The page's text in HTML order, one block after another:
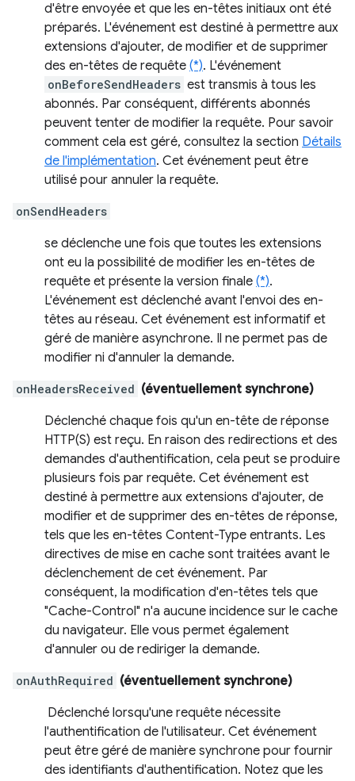
d'être envoyée et que les en-têtes initiaux ont été
préparés. L'événement est destiné à permettre aux
extensions d'ajouter, de modifier et de supprimer
des en-têtes de requête (*). L'événement
onBeforeSendHeaders est transmis à tous les
abonnés. Par conséquent, différents abonnés
peuvent tenter de modifier la requête. Pour savoir
comment cela est géré, consultez la section Détails
de l'implémentation. Cet événement peut être
utilisé pour annuler la requête.
onSendHeaders
se déclenche une fois que toutes les extensions
ont eu la possibilité de modifier les en-têtes de
requête et présente la version finale (*).
L'événement est déclenché avant l'envoi des en-
têtes au réseau. Cet événement est informatif et
géré de manière asynchrone. Il ne permet pas de
modifier ni d'annuler la demande.
onHeadersReceived (éventuellement synchrone)
Déclenché chaque fois qu'un en-tête de réponse
HTTP(S) est reçu. En raison des redirections et des
demandes d'authentification, cela peut se produire
plusieurs fois par requête. Cet événement est
destiné à permettre aux extensions d'ajouter, de
modifier et de supprimer des en-têtes de réponse,
tels que les en-têtes Content-Type entrants. Les
directives de mise en cache sont traitées avant le
déclenchement de cet événement. Par
conséquent, la modification d'en-têtes tels que
"Cache-Control" n'a aucune incidence sur le cache
du navigateur. Elle vous permet également
d'annuler ou de rediriger la demande.
onAuthRequired (éventuellement synchrone)
Déclenché lorsqu'une requête nécessite
l'authentification de l'utilisateur. Cet événement
peut être géré de manière synchrone pour fournir
des identifiants d'authentification. Notez que les